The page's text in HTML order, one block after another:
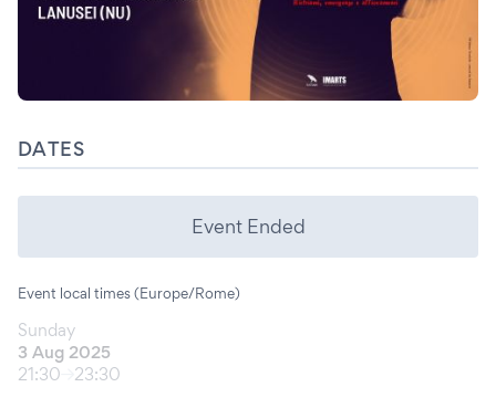
DATES
Event Ended
Event local times (Europe/Rome)
Sunday
3 Aug 2025
21:30
23:30